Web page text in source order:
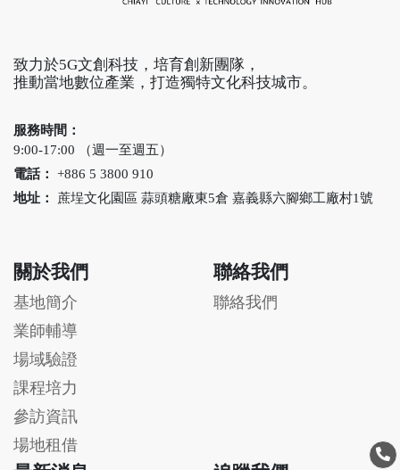
致力於5G文創科技，培育創新團隊，
推動當地數位產業，打造獨特文化科技城市。
服務時間：
9:00-17:00 （週一至週五）
電話： +886 5 3800 910
地址： 蔗埕文化園區 蒜頭糖廠東5倉 嘉義縣六腳鄉工廠村1號
關於我們
基地簡介
業師輔導
場域驗證
課程培力
參訪資訊
場地租借
聯絡我們
聯絡我們